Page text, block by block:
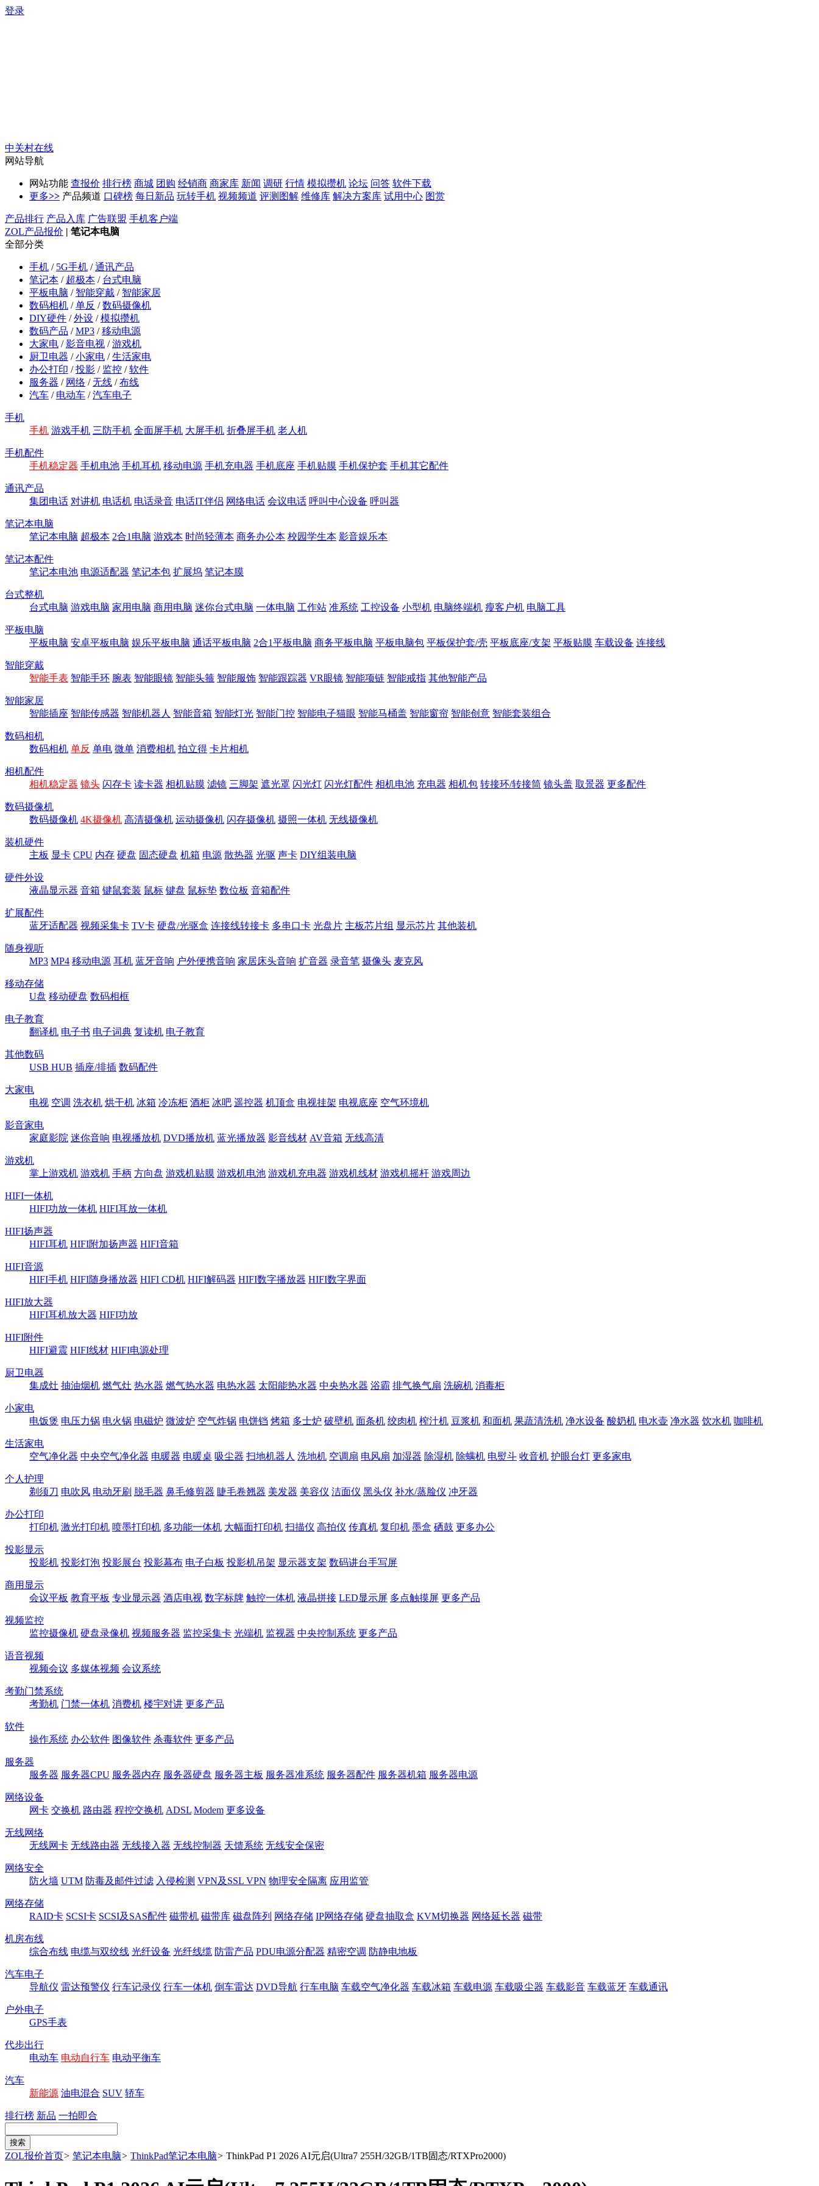
登录
中关村在线
网站导航
网站功能 查报价 排行榜 商城 团购 经销商 商家库 新闻 调研 行情 模拟攒机 论坛 问答 软件下载
更多>> 产品频道 口碑榜 每日新品 玩转手机 视频频道 评测图解 维修库 解决方案库 试用中心 图赏
产品排行 产品入库 广告联盟 手机客户端
ZOL产品报价 | 笔记本电脑
全部分类
手机 / 5G手机 /通讯产品
笔记本 / 超极本 / 台式电脑
平板电脑 / 智能穿戴 / 智能家居
数码相机 /单反 /数码摄像机
DIY硬件 /外设 /模拟攒机
数码产品 /MP3 /移动电源
大家电 /影音电视 /游戏机
厨卫电器 /小家电 /生活家电
办公打印 /投影 / 监控 /软件
服务器 / 网络 /无线 /布线
汽车 / 电动车 /汽车电子
手机
手机 游戏手机 三防手机 全面屏手机 大屏手机 折叠屏手机 老人机
手机配件
手机稳定器 手机电池 手机耳机 移动电源 手机充电器 手机底座 手机贴膜 手机保护套 手机其它配件
通讯产品
集团电话 对讲机 电话机 电话录音 电话IT伴侣 网络电话 会议电话 呼叫中心设备 呼叫器
笔记本电脑
笔记本电脑 超极本 2合1电脑 游戏本 时尚轻薄本 商务办公本 校园学生本 影音娱乐本
笔记本配件
笔记本电池 电源适配器 笔记本包 扩展坞 笔记本膜
台式整机
台式电脑 游戏电脑 家用电脑 商用电脑 迷你台式电脑 一体电脑 工作站 准系统 工控设备 小型机 电脑终端机 瘦客户机 电脑工具
平板电脑
平板电脑 安卓平板电脑 娱乐平板电脑 通话平板电脑 2合1平板电脑 商务平板电脑 平板电脑包 平板保护套/壳 平板底座/支架 平板贴膜 车载设备 连接线
智能穿戴
智能手表 智能手环 腕表 智能眼镜 智能头箍 智能服饰 智能跟踪器 VR眼镜 智能项链 智能戒指 其他智能产品
智能家居
智能插座 智能传感器 智能机器人 智能音箱 智能灯光 智能门控 智能电子猫眼 智能马桶盖 智能窗帘 智能创意 智能套装组合
数码相机
数码相机 单反 单电 微单 消费相机 拍立得 卡片相机
相机配件
相机稳定器 镜头 闪存卡 读卡器 相机贴膜 滤镜 三脚架 遮光罩 闪光灯 闪光灯配件 相机电池 充电器 相机包 转接环/转接筒 镜头盖 取景器 更多配件
数码摄像机
数码摄像机 4K摄像机 高清摄像机 运动摄像机 闪存摄像机 摄照一体机 无线摄像机
装机硬件
主板 显卡 CPU 内存 硬盘 固态硬盘 机箱 电源 散热器 光驱 声卡 DIY组装电脑
硬件外设
液晶显示器 音箱 键鼠套装 鼠标 键盘 鼠标垫 数位板 音箱配件
扩展配件
蓝牙适配器 视频采集卡 TV卡 硬盘/光驱盒 连接线转接卡 多串口卡 光盘片 主板芯片组 显示芯片 其他装机
随身视听
MP3 MP4 移动电源 耳机 蓝牙音响 户外便携音响 家居床头音响 扩音器 录音笔 摄像头 麦克风
移动存储
U盘 移动硬盘 数码相框
电子教育
翻译机 电子书 电子词典 复读机 电子教育
其他数码
USB HUB 插座/排插 数码配件
大家电
电视 空调 洗衣机 烘干机 冰箱 冷冻柜 酒柜 冰吧 遥控器 机顶盒 电视挂架 电视底座 空气环境机
影音家电
家庭影院 迷你音响 电视播放机 DVD播放机 蓝光播放器 影音线材 AV音箱 无线高清
游戏机
掌上游戏机 游戏机 手柄 方向盘 游戏机贴膜 游戏机电池 游戏机充电器 游戏机线材 游戏机摇杆 游戏周边
HIFI一体机
HIFI功放一体机 HIFI耳放一体机
HIFI扬声器
HIFI耳机 HIFI附加扬声器 HIFI音箱
HIFI音源
HIFI手机 HIFI随身播放器 HIFI CD机 HIFI解码器 HIFI数字播放器 HIFI数字界面
HIFI放大器
HIFI耳机放大器 HIFI功放
HIFI附件
HIFI避震 HIFI线材 HIFI电源处理
厨卫电器
集成灶 抽油烟机 燃气灶 热水器 燃气热水器 电热水器 太阳能热水器 中央热水器 浴霸 排气换气扇 洗碗机 消毒柜
小家电
电饭煲 电压力锅 电火锅 电磁炉 微波炉 空气炸锅 电饼铛 烤箱 多士炉 破壁机 面条机 绞肉机 榨汁机 豆浆机 和面机 果蔬清洗机 净水设备 酸奶机 电水壶 净水器 饮水机 咖啡机
生活家电
空气净化器 中央空气净化器 电暖器 电暖桌 吸尘器 扫地机器人 洗地机 空调扇 电风扇 加湿器 除湿机 除螨机 电熨斗 收音机 护眼台灯 更多家电
个人护理
剃须刀 电吹风 电动牙刷 脱毛器 鼻毛修剪器 睫毛卷翘器 美发器 美容仪 洁面仪 黑头仪 补水/蒸脸仪 冲牙器
办公打印
打印机 激光打印机 喷墨打印机 多功能一体机 大幅面打印机 扫描仪 高拍仪 传真机 复印机 墨盒 硒鼓 更多办公
投影显示
投影机 投影灯泡 投影展台 投影幕布 电子白板 投影机吊架 显示器支架 数码讲台手写屏
商用显示
会议平板 教育平板 专业显示器 酒店电视 数字标牌 触控一体机 液晶拼接 LED显示屏 多点触摸屏 更多产品
视频监控
监控摄像机 硬盘录像机 视频服务器 监控采集卡 光端机 监视器 中央控制系统 更多产品
语音视频
视频会议 多媒体视频 会议系统
考勤门禁系统
考勤机 门禁一体机 消费机 楼宇对讲 更多产品
软件
操作系统 办公软件 图像软件 杀毒软件 更多产品
服务器
服务器 服务器CPU 服务器内存 服务器硬盘 服务器主板 服务器准系统 服务器配件 服务器机箱 服务器电源
网络设备
网卡 交换机 路由器 程控交换机 ADSL Modem 更多设备
无线网络
无线网卡 无线路由器 无线接入器 无线控制器 天馈系统 无线安全保密
网络安全
防火墙 UTM 防毒及邮件过滤 入侵检测 VPN及SSL VPN 物理安全隔离 应用监管
网络存储
RAID卡 SCSI卡 SCSI及SAS配件 磁带机 磁带库 磁盘阵列 网络存储 IP网络存储 硬盘抽取盒 KVM切换器 网络延长器 磁带
机房布线
综合布线 电缆与双绞线 光纤设备 光纤线缆 防雷产品 PDU电源分配器 精密空调 防静电地板
汽车电子
导航仪 雷达预警仪 行车记录仪 行车一体机 倒车雷达 DVD导航 行车电脑 车载空气净化器 车载冰箱 车载电源 车载吸尘器 车载影音 车载蓝牙 车载通讯
户外电子
GPS手表
代步出行
电动车 电动自行车 电动平衡车
汽车
新能源 油电混合 SUV 轿车
排行榜 新品 一拍即合
ZOL报价首页> 笔记本电脑> ThinkPad笔记本电脑> ThinkPad P1 2026 AI元启(Ultra7 255H/32GB/1TB固态/RTXPro2000)